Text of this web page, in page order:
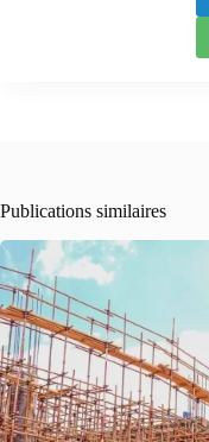
Publications similaires